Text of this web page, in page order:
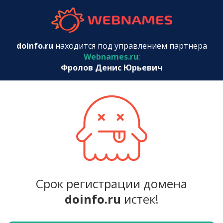
doinfo.ru находится под управлением партнера
Webnames.ru:
Фролов Денис Юрьевич
Срок регистрации домена
doinfo.ru истек!